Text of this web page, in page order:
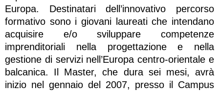
Europa. Destinatari dell’innovativo percorso
formativo sono i giovani laureati che intendano
acquisire e/o sviluppare competenze
imprenditoriali nella progettazione e nella
gestione di servizi nell’Europa centro-orientale e
balcanica. Il Master, che dura sei mesi, avrà
inizio nel gennaio del 2007, presso il Campus